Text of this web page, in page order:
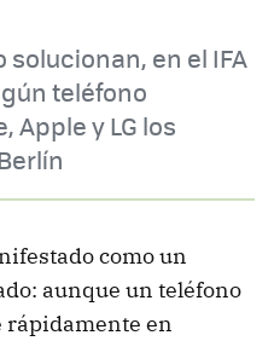
solucionan, en el IFA
teléfono
y LG los
como un
aunque un teléfono
en